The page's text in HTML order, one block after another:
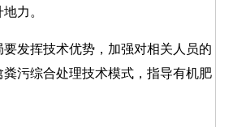
力。
挥技术优势，加强对相关人员的
污综合处理技术模式，指导有机肥